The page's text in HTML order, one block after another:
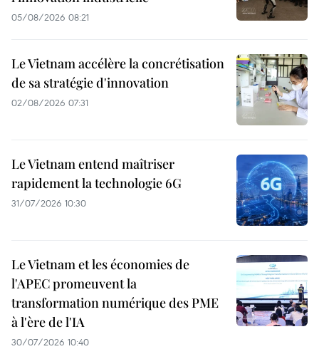
05/08/2026 08:21
Le Vietnam accélère la concrétisation
de sa stratégie d'innovation
02/08/2026 07:31
Le Vietnam entend maîtriser
rapidement la technologie 6G
31/07/2026 10:30
Le Vietnam et les économies de
l'APEC promeuvent la
transformation numérique des PME
à l'ère de l'IA
30/07/2026 10:40